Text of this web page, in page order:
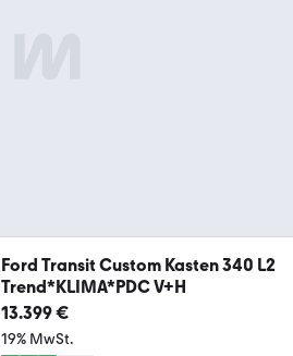
Ford Transit Custom Kasten 340 L2
Trend*KLIMA*PDC V+H
13.399 €
19% MwSt.